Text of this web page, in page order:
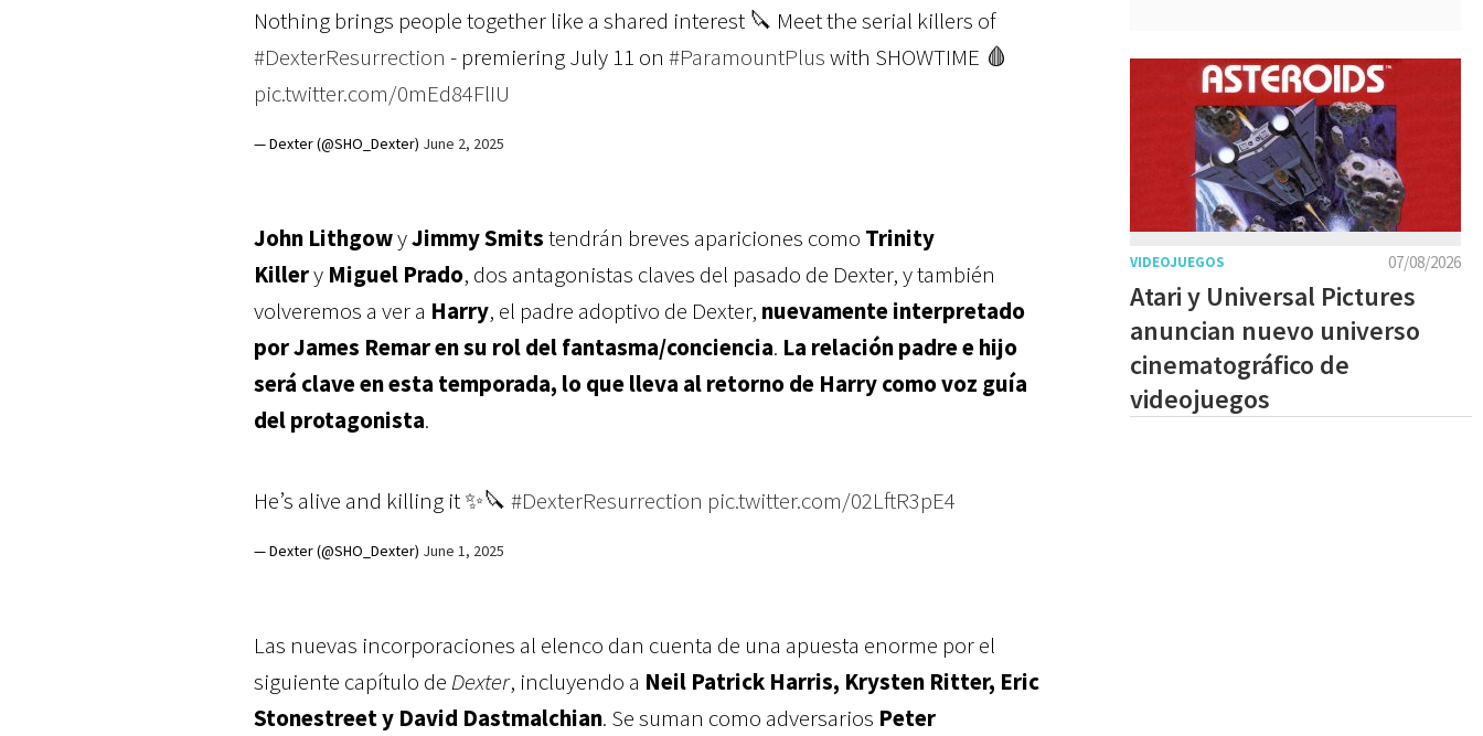
Nothing brings people together like a shared interest 🔪 Meet the serial killers of
#DexterResurrection - premiering July 11 on #ParamountPluswith SHOWTIME 🩸
pic.twitter.com/0mEd84FlIU
— Dexter (@SHO_Dexter) June 2, 2025
John LithgowyJimmy Smitstendrán breves apariciones como Trinity
Killery Miguel Prado, dos antagonistas claves del pasado de Dexter, y también
volveremos a ver a Harry, el padre adoptivo de Dexter, nuevamente interpretado
por James Remar en su rol del fantasma/conciencia. La relación padre e hijo
será clave en esta temporada, lo que lleva al retorno de Harry como voz guía
del protagonista.
He’s alive and killing it ✨🔪 #DexterResurrection pic.twitter.com/02LftR3pE4
— Dexter (@SHO_Dexter) June 1, 2025
Las nuevas incorporaciones al elenco dan cuenta de una apuesta enorme por el
siguiente capítulo de Dexter, incluyendo a Neil Patrick Harris, Krysten Ritter, Eric
Stonestreet y David Dastmalchian. Se suman como adversarios Peter
07/08/2026
VIDEOJUEGOS
Atari y Universal Pictures
anuncian nuevo universo
cinematográfico de
videojuegos